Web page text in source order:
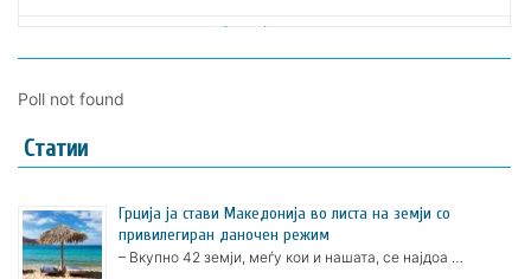
Poll not found
Статии
Грција ја стави Македонија во листа на земји со
привилегиран даночен режим
– Вкупно 42 земји, меѓу кои и нашата, се најдоа …